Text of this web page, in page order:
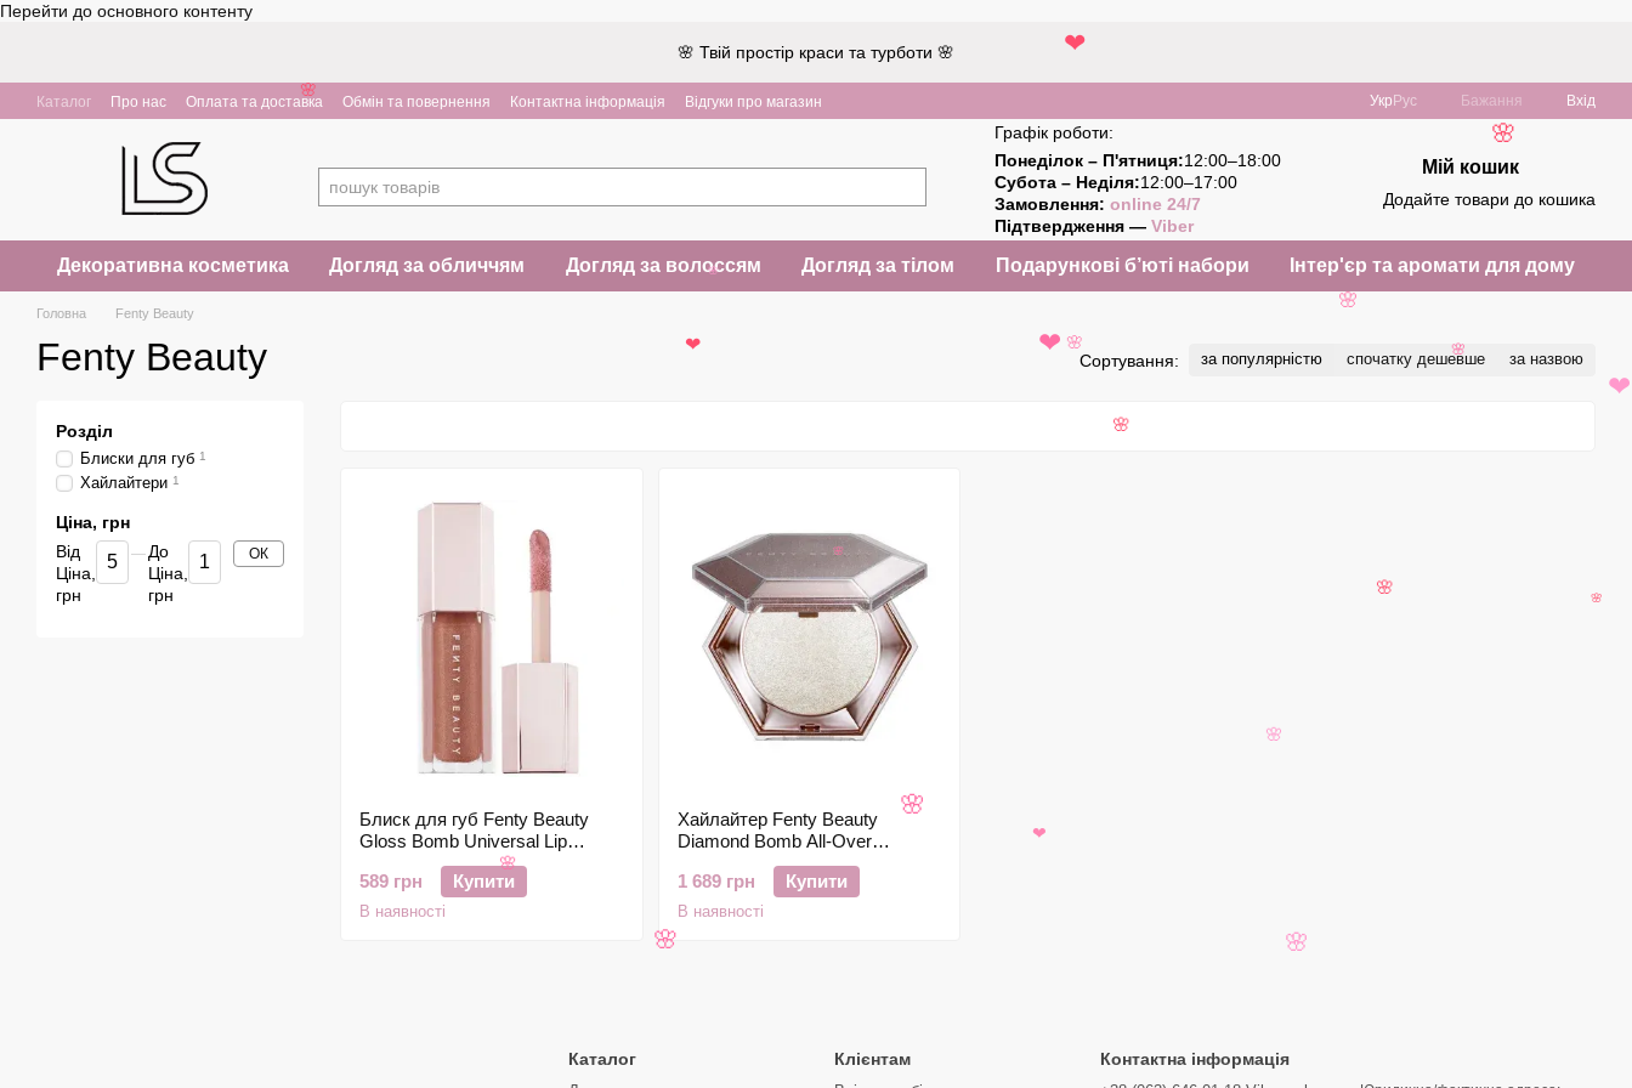
Перейти до основного контенту
🌸 Твій простір краси та турботи 🌸
Каталог Про нас Оплата та доставка Обмін та повернення Контактна інформація Відгуки про магазин Укр Рус Бажання Вхід
Графік роботи:
Понеділок – П'ятниця:12:00–18:00
Субота – Неділя:12:00–17:00
Замовлення: online 24/7
Підтвердження — Viber
Мій кошик
Додайте товари до кошика
Декоративна косметика Догляд за обличчям Догляд за волоссям Догляд за тілом Подарункові б’юті набори Інтер'єр та аромати для дому
Головна Fenty Beauty
Fenty Beauty Сортування: за популярністю спочатку дешевше за назвою
Блиск для губ Fenty Beauty
Gloss Bomb Universal Lip
Luminizer - Fenty Glow 9ml
589 грн
Купити
В наявності
Хайлайтер Fenty Beauty
Diamond Bomb All-Over
Diamond Veil (How Many
Carats), 8г
1 689 грн Купити
В наявності
Розділ
Блиски для губ 1
Хайлайтери 1
Ціна, грн
Від
Ціна,
грн
До
Ціна,
грн
ОК
Каталог Клієнтам Контактна інформація
🌸
🌸
🌸
🌸
🌸
🌸
🌸
🌸
🌸
🌸
🌸
🌸
🌸
🌸
🌸